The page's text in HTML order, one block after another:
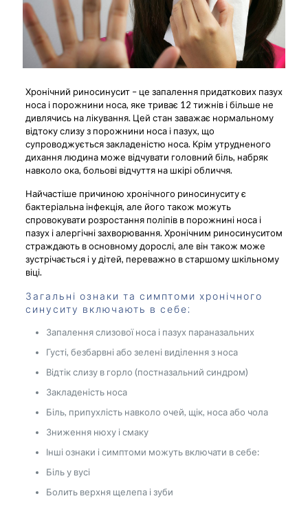
Хронічний риносинусит – це запалення придаткових пазух
носа і порожнини носа, яке триває 12 тижнів і більше не
дивлячись на лікування. Цей стан заважає нормальному
відтоку слизу з порожнини носа і пазух, що
супроводжується закладеністю носа. Крім утрудненого
дихання людина може відчувати головний біль, набряк
навколо ока, больові відчуття на шкірі обличчя.
Найчастіше причиною хронічного риносинуситу є
бактеріальна інфекція, але його також можуть
спровокувати розростання поліпів в порожнині носа і
пазух і алергічні захворювання. Хронічним риносинуситом
страждають в основному дорослі, але він також може
зустрічається і у дітей, переважно в старшому шкільному
віці.
Загальні ознаки та симптоми хронічного
синуситу включають в себе:
Запалення слизової носа і пазух параназальних
Густі, безбарвні або зелені виділення з носа
Відтік слизу в горло (постназальний синдром)
Закладеність носа
Біль, припухлість навколо очей, щік, носа або чола
Зниження нюху і смаку
Інші ознаки і симптоми можуть включати в себе:
Біль у вусі
Болить верхня щелепа і зуби